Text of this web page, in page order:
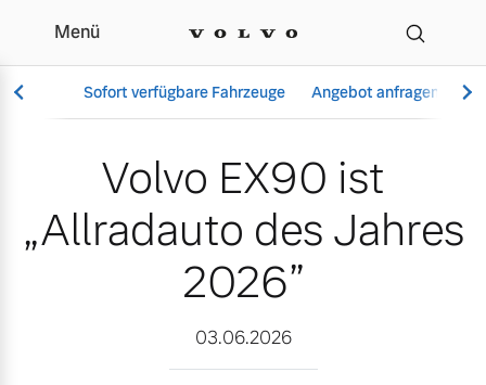
Volvo EX90 ist
Menü
Sofort verfügbare Fahrzeuge Angebot anfragen
Vollelektrisch
6 Modelle
Aktuelle Angebote
Volvo EX90 ist
„Allradauto des Jahres
2026”
03.06.2026